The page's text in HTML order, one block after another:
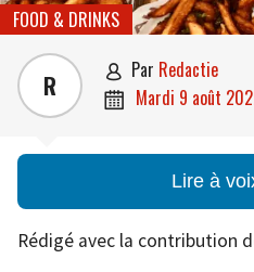
FOOD & DRINKS
R  par Redactie
 mardi 9 août
Lire à
Rédigé avec la contribution